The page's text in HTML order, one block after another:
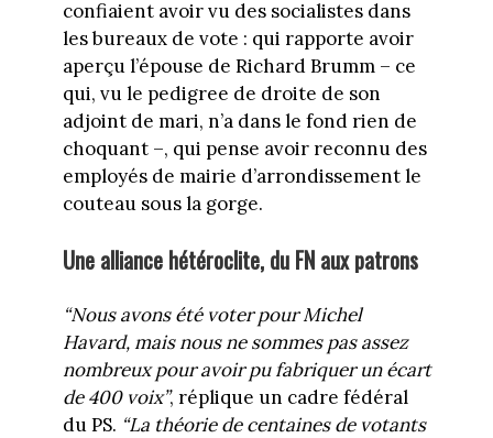
confiaient avoir vu des socialistes dans
les bureaux de vote : qui rapporte avoir
aperçu l’épouse de Richard Brumm – ce
qui, vu le pedigree de droite de son
adjoint de mari, n’a dans le fond rien de
choquant –, qui pense avoir reconnu des
employés de mairie d’arrondissement le
couteau sous la gorge.
Une alliance hétéroclite, du FN aux patrons
“Nous avons été voter pour Michel
Havard, mais nous ne sommes pas assez
nombreux pour avoir pu fabriquer un écart
de 400 voix”, réplique un cadre fédéral
du PS. “La théorie de centaines de votants